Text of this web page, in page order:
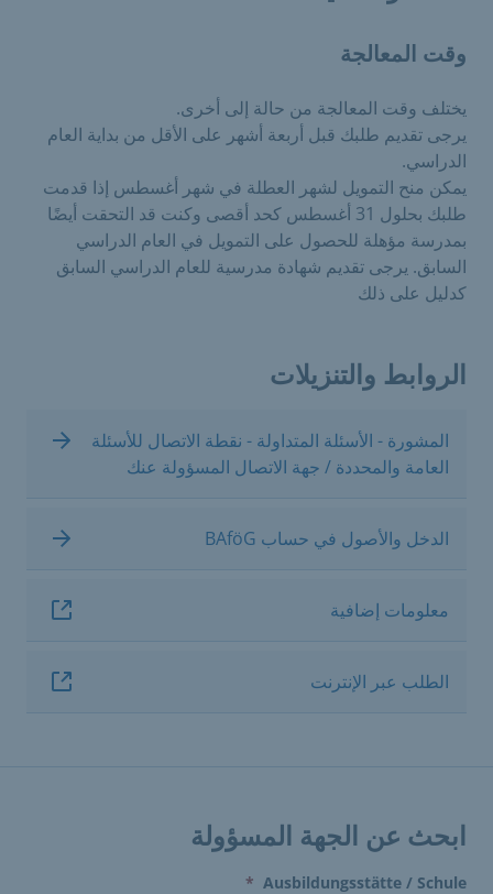
وقت المعالجة
يختلف وقت المعالجة من حالة إلى أخرى.
يرجى تقديم طلبك قبل أربعة أشهر على الأقل من بداية العام
الدراسي.
يمكن منح التمويل لشهر العطلة في شهر أغسطس إذا قدمت
طلبك بحلول 31 أغسطس كحد أقصى وكنت قد التحقت أيضًا
بمدرسة مؤهلة للحصول على التمويل في العام الدراسي
السابق. يرجى تقديم شهادة مدرسية للعام الدراسي السابق
كدليل على ذلك
الروابط والتنزيلات
المشورة - الأسئلة المتداولة - نقطة الاتصال للأسئلة
العامة والمحددة / جهة الاتصال المسؤولة عنك
الدخل والأصول في حساب BAföG
معلومات إضافية
الطلب عبر الإنترنت
ابحث عن الجهة المسؤولة
Ausbildungsstätte / Schule
*